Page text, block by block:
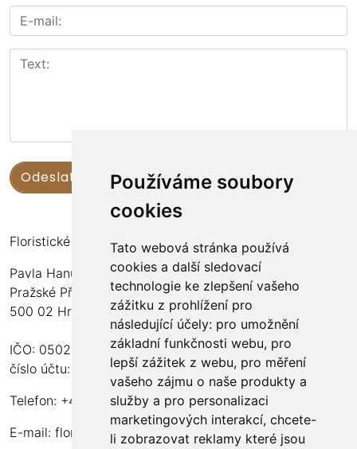
Používáme soubory
cookies
Tato webová stránka používá
cookies a další sledovací
technologie ke zlepšení vašeho
zážitku z prohlížení pro
následující účely: pro umožnění
základní funkčnosti webu, pro
lepší zážitek z webu, pro měření
vašeho zájmu o naše produkty a
služby a pro personalizaci
marketingových interakcí, chcete-
li zobrazovat reklamy které jsou
Floristické kurzy Violet - Bc. Veronika Němečková
Pavla Hanuše 252
Pražské Předměstí
500 02 Hradec Králové
IČO: 05024676
číslo účtu: 2600989157/2010
Telefon: +420 737 982 070
E-mail: floristika.violet@email.cz